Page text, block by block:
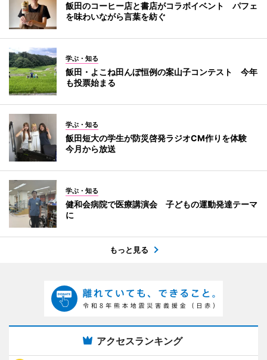
飯田のコーヒー店と書店がコラボイベント パフェ
を味わいながら言葉を紡ぐ
学ぶ・知る
飯田・よこね田んぼ恒例の案山子コンテスト 今年
も投票始まる
学ぶ・知る
飯田短大の学生が防災啓発ラジオCM作りを体験
今月から放送
学ぶ・知る
健和会病院で医療講演会 子どもの運動発達テーマ
に
もっと見る
アクセスランキング